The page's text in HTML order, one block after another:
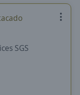
SGS